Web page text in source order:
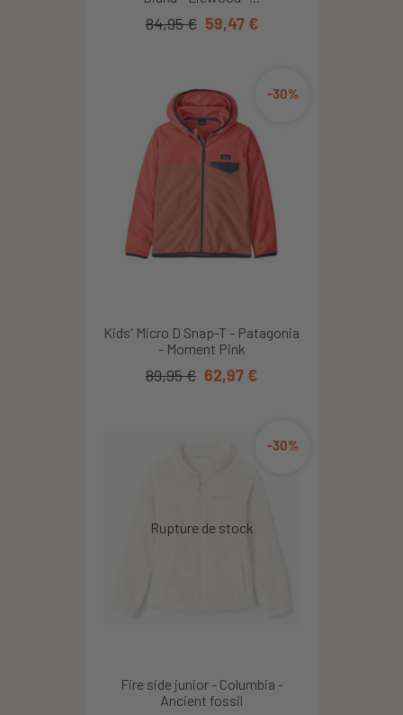
84,95 € 59,47 €
Kids' Micro D Snap-T - Patagonia
- Moment Pink
-30%
89,95 € 62,97 €
Fire side junior - Columbia -
Ancient fossil
-30%